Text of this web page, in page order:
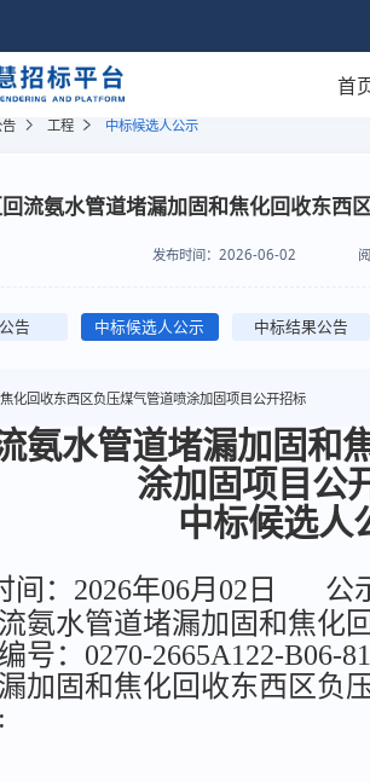
首
工程 中标候选人公示
流氨水管道堵漏加固和焦化回收东西
发布时间： 2026-06-02
告 中标候选人公示 中标结果公告
化回收东西区负压煤气管道喷涂加固项目公开招标
氨水管道堵漏加固和
涂加固项目公
中标候选人
间：2026年06月02日
公
氨水管道堵漏加固和焦化
号：0270-2665A122-B06-
加固和焦化回收东西区负